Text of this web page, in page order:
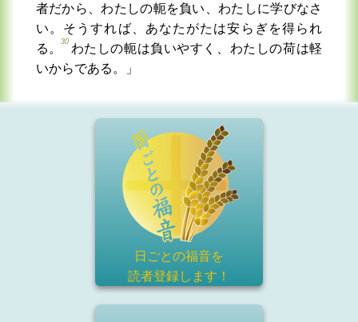
者だから、わたしの軛を負い、わたしに学びなさ
い。そうすれば、あなたがたは安らぎを得られ
る。
30
わたしの軛は負いやすく、わたしの荷は軽
いからである。」
日ごとの福音を
読者登録します！